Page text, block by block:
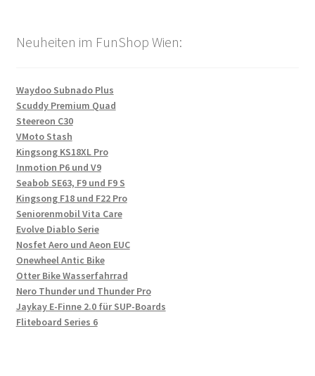
Neuheiten im FunShop Wien:
Waydoo Subnado Plus
Scuddy Premium Quad
Steereon C30
VMoto Stash
Kingsong KS18XL Pro
Inmotion P6 und V9
Seabob SE63, F9 und F9 S
Kingsong F18 und F22 Pro
Seniorenmobil Vita Care
Evolve Diablo Serie
Nosfet Aero und Aeon EUC
Onewheel Antic Bike
Otter Bike Wasserfahrrad
Nero Thunder und Thunder Pro
Jaykay E-Finne 2.0 für SUP-Boards
Fliteboard Series 6